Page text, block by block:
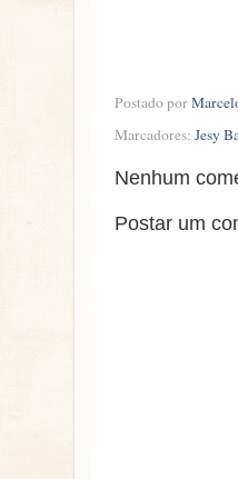
Postado por
Marcadores: Jesy
Nenhum
Postar um